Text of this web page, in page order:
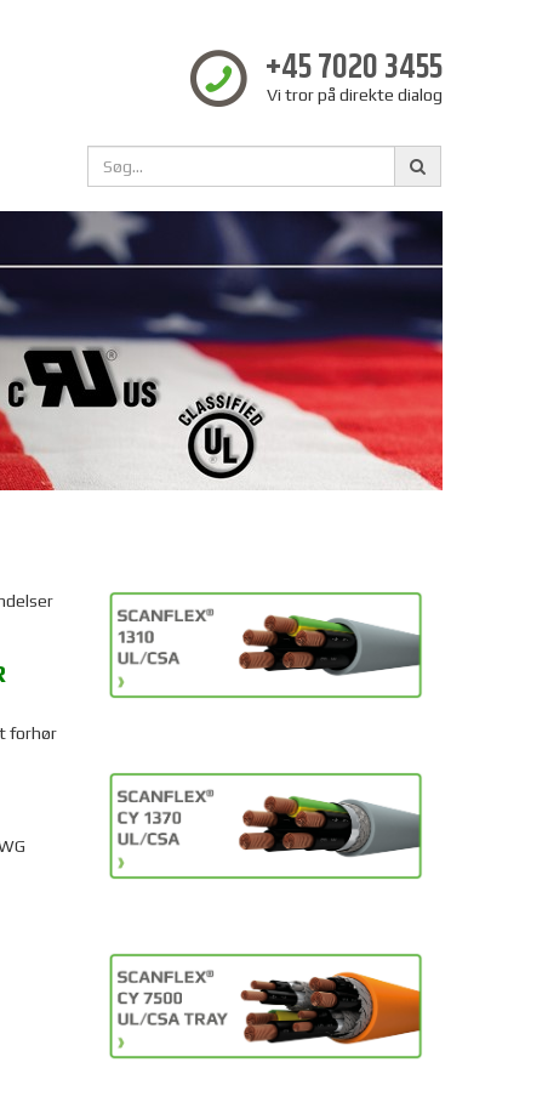
+45 7020 3455
Vi tror på direkte dialog
forhør